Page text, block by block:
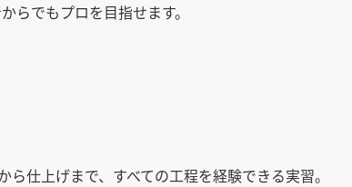
らでもプロを目指せます。
仕上げまで、すべての工程を経験できる実習。